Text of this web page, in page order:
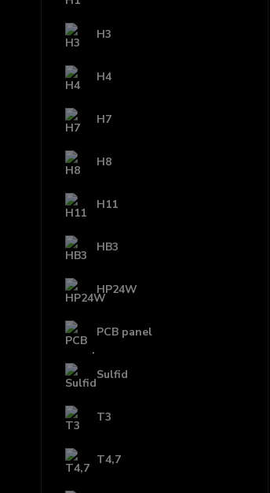
H3
H4
H7
H8
H11
HB3
HP24W
PCB panel
Sulfid
T3
T4,7